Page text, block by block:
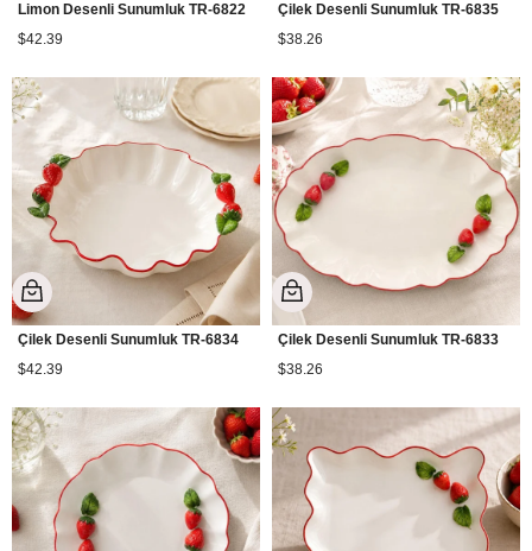
Limon Desenli Sunumluk TR-6822
$42.39
Çilek Desenli Sunumluk TR-6835
$38.26
Çilek Desenli Sunumluk TR-6834
$42.39
Çilek Desenli Sunumluk TR-6833
$38.26